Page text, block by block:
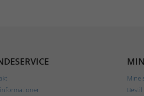
Mine
Bestil